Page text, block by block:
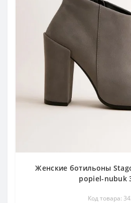
Женские ботильоны
popiel-nubuk
Код товара: